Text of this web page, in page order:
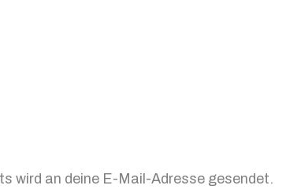
wird an deine E-Mail-Adresse gesendet.